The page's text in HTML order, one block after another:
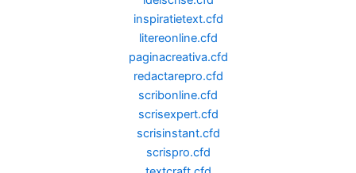
inspiratietext.cfd
litereonline.cfd
paginacreativa.cfd
redactarepro.cfd
scribonline.cfd
scrisexpert.cfd
scrisinstant.cfd
scrispro.cfd